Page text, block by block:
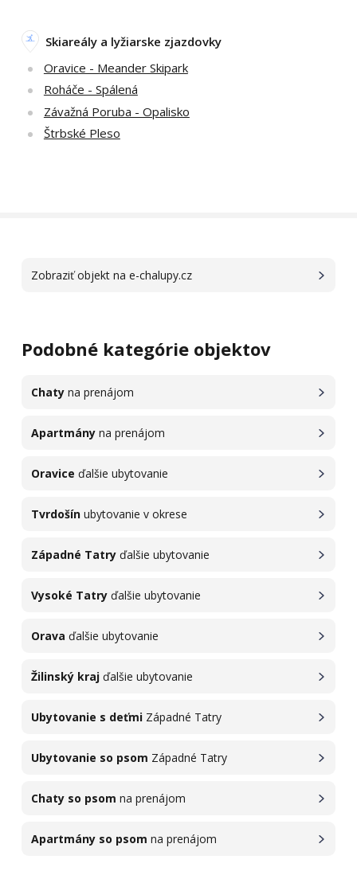
Skiareály a lyžiarske zjazdovky
Oravice - Meander Skipark
Roháče - Spálená
Závažná Poruba - Opalisko
Štrbské Pleso
Zobraziť objekt na e-chalupy.cz
Podobné kategórie objektov
Chaty na prenájom
Apartmány na prenájom
Oravice ďalšie ubytovanie
Tvrdošín ubytovanie v okrese
Západné Tatry ďalšie ubytovanie
Vysoké Tatry ďalšie ubytovanie
Orava ďalšie ubytovanie
Žilinský kraj ďalšie ubytovanie
Ubytovanie s deťmi Západné Tatry
Ubytovanie so psom Západné Tatry
Chaty so psom na prenájom
Apartmány so psom na prenájom